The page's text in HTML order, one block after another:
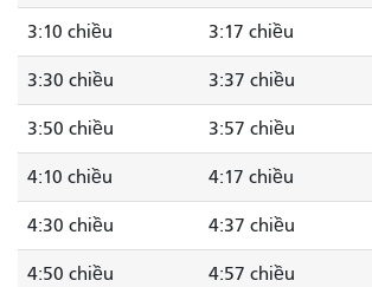
3:10 chiều 3:17 chiều
3:30 chiều 3:37 chiều
3:50 chiều 3:57 chiều
4:10 chiều 4:17 chiều
4:30 chiều 4:37 chiều
4:50 chiều 4:57 chiều